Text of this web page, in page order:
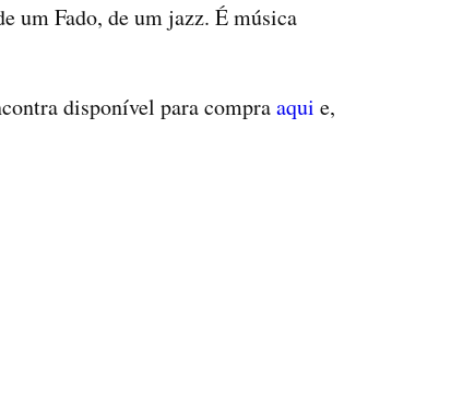
um Fado, de um jazz. É música
disponível para compraaqui e,